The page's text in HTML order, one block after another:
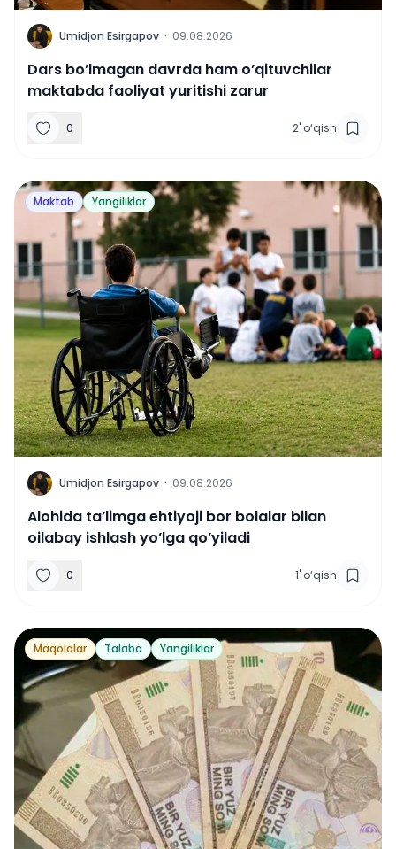
U Umidjon Esirgapov · 09.08.2026
Dars bo’lmagan davrda ham o’qituvchilar
maktabda faoliyat yuritishi zarur
0 2' o‘qish
Maktab Yangiliklar
U Umidjon Esirgapov · 09.08.2026
Alohida ta’limga ehtiyoji bor bolalar bilan
oilabay ishlash yo’lga qo’yiladi
0 1' o‘qish
Maqolalar Talaba Yangiliklar